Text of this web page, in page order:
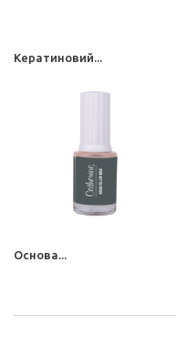
Кератиновий...
Основа...